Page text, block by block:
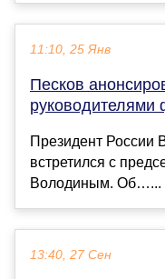
11:10, 25 Янв
Песков
руководителями
Президент России
встретился с
Володиным. Об…...
13:40, 27 Сен